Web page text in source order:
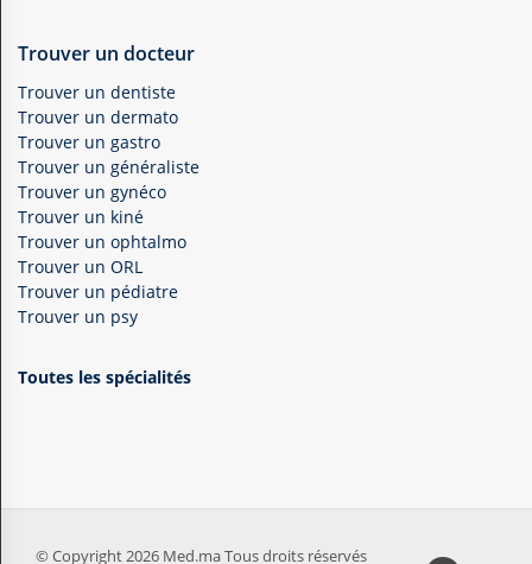
Trouver un docteur
Trouver un dentiste
Trouver un dermato
Trouver un gastro
Trouver un généraliste
Trouver un gynéco
Trouver un kiné
Trouver un ophtalmo
Trouver un ORL
Trouver un pédiatre
Trouver un psy
Toutes les spécialités
© Copyright 2026 Med.ma Tous droits réservés